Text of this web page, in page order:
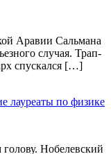
Аравии Сальмана
случая. Трап-
спускался […]
лауреаты по физике
Нобелевский